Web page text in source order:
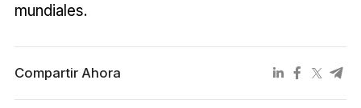
mundiales.
Compartir Ahora